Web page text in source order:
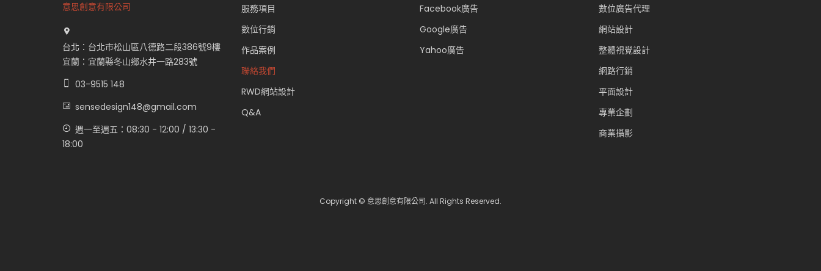
意思創意有限公司
台北：台北市松山區八德路二段386號9樓
宜蘭：宜蘭縣冬山鄉水井一路283號
03-9515 148
sensedesign148@gmail.com
週一至週五：08:30 - 12:00 / 13:30 -
18:00
服務項目
數位行銷
作品案例
聯絡我們
RWD網站設計
Q&A
Facebook廣告
Google廣告
Yahoo廣告
數位廣告代理
網站設計
整體視覺設計
網路行銷
平面設計
專業企劃
商業攝影
Copyright © 意思創意有限公司. All Rights Reserved.